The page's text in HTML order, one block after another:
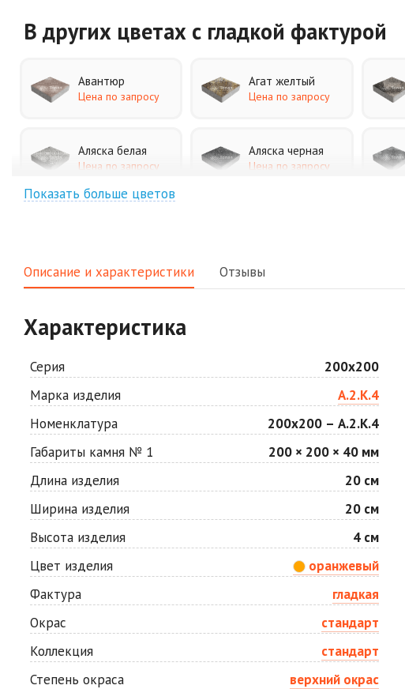
В других цветах с гладкой фактурой
Авантюр
Цена по запросу
Агат желтый
Цена по запросу
Аляска белая
Цена по запросу
Аляска черная
Цена по запросу
Клинкер Конго
Цена по запросу Цена по запросу
Сахара
Цена по запросу
Серая
Цена по запросу
Цена по запросу
Яшма
Показать больше цветов
Описание и характеристики Отзывы
Характеристика
Серия
200х200
Марка изделия
А.2.К.4
Номенклатура
200х200 – А.2.К.4
Габариты камня № 1
200 × 200 × 40 мм
Длина изделия
20 см
Ширина изделия
20 см
Высота изделия
4 см
Цвет изделия
оранжевый
Фактура
гладкая
Окрас
стандарт
Коллекция
стандарт
Степень окраса
верхний окрас